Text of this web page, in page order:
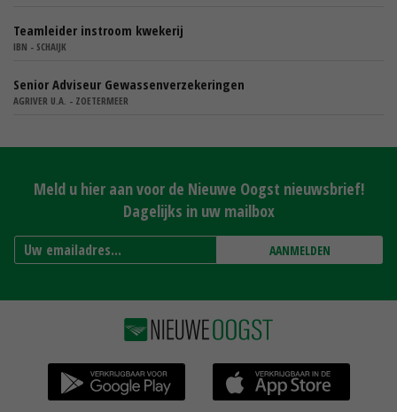
Teamleider instroom kwekerij
IBN - SCHAIJK
Senior Adviseur Gewassenverzekeringen
AGRIVER U.A. - ZOETERMEER
Meld u hier aan voor de Nieuwe Oogst nieuwsbrief!
Dagelijks in uw mailbox
AANMELDEN